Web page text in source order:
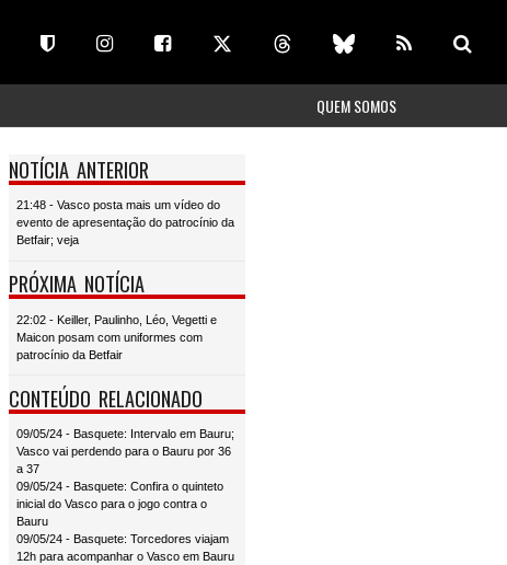
QUEM SOMOS
NOTÍCIA ANTERIOR
21:48 - Vasco posta mais um vídeo do
evento de apresentação do patrocínio da
Betfair; veja
PRÓXIMA NOTÍCIA
22:02 - Keiller, Paulinho, Léo, Vegetti e
Maicon posam com uniformes com
patrocínio da Betfair
CONTEÚDO RELACIONADO
09/05/24 - Basquete: Intervalo em Bauru;
Vasco vai perdendo para o Bauru por 36
a 37
09/05/24 - Basquete: Confira o quinteto
inicial do Vasco para o jogo contra o
Bauru
09/05/24 - Basquete: Torcedores viajam
12h para acompanhar o Vasco em Bauru